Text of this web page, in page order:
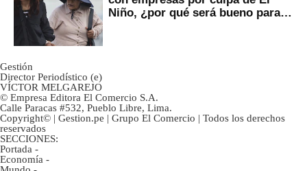
Niño, ¿por qué será bueno para
Gestión
Director Periodístico (e)
VÍCTOR MELGAREJO
© Empresa Editora El Comercio S.A.
Calle Paracas #532, Pueblo Libre, Lima.
Copyright© | Gestion.pe | Grupo El Comercio | Todos los derechos
reservados
SECCIONES:
Portada -
Economía -